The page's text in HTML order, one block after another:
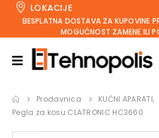
LOKACIJE
BESPLATNA DOSTAVA ZA KUPOVINE
MOGUĆNOST ZAMENE ILI
Prodavnica KUĆNI APARATI,
Pegla za kosu CLATRONIC HC3660